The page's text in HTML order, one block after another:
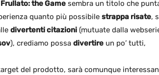
the Game sembra un titolo che
quanto più possibile strappa risate,
divertenti citazioni (mutuate dalla
), crediamo possa divertire un po’ tutti,
del prodotto, sarà comunque